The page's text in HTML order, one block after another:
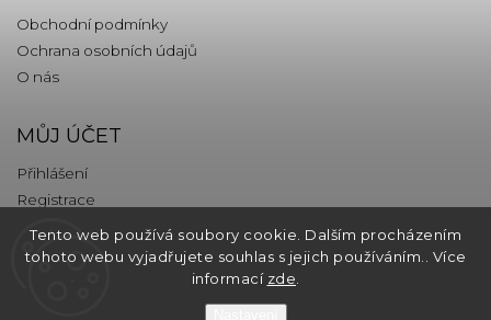
Tento web používá soubory cookie. Dalším procházením
tohoto webu vyjadřujete souhlas s jejich používáním.. Více
informací zde
Obchodní podmínky
Ochrana osobních údajů
O nás
MŮJ ÚČET
Přihlášení
Registrace
KONTAKT